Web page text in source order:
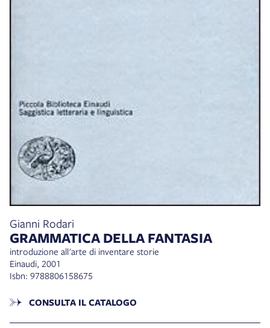
Gianni Rodari
GRAMMATICA DELLA FANTASIA
introduzione all'arte di inventare storie
Einaudi, 2001
Isbn: 9788806158675
CONSULTA IL CATALOGO